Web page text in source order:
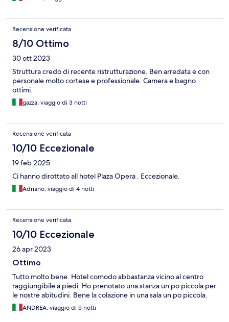
Recensione verificata
8/10 Ottimo
30 ott 2023
Struttura credo di recente ristrutturazione. Ben arredata e con
personale molto cortese e professionale. Camera e bagno
ottimi.
gazza, viaggio di 3 notti
Recensione verificata
10/10 Eccezionale
19 feb 2025
Ci hanno dirottato all hotel Plaza Opera . Eccezionale.
Adriano, viaggio di 4 notti
Recensione verificata
10/10 Eccezionale
26 apr 2023
Ottimo
Tutto molto bene. Hotel comodo abbastanza vicino al centro
raggiungibile a piedi. Ho prenotato una stanza un po piccola per
le nostre abitudini. Bene la colazione in una sala un po piccola.
ANDREA, viaggio di 5 notti